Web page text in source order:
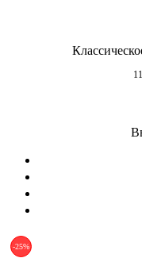
-25%